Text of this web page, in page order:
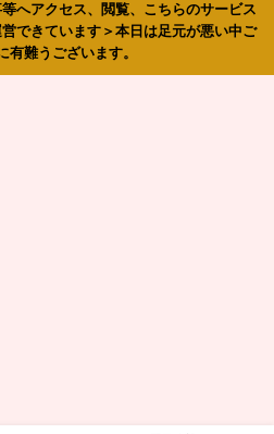
へアクセス、閲覧、こちらのサービス
できています＞本日は足元が悪い中ご
有難うございます。